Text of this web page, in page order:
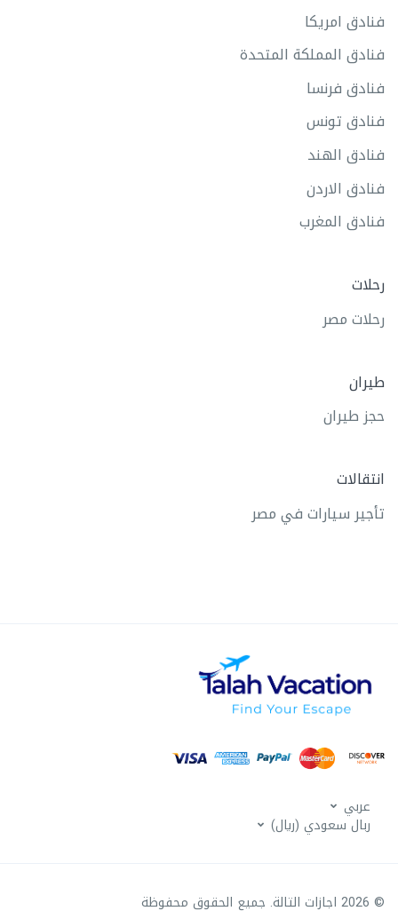
فنادق امريكا
فنادق المملكة المتحدة
فنادق فرنسا
فنادق تونس
فنادق الهند
فنادق الاردن
فنادق المغرب
رحلات
رحلات مصر
طيران
حجز طيران
انتقالات
تأجير سيارات في مصر
عربي
ربال سعودي (ريال)
© 2026 اجازات التالة. جميع الحقوق محفوظة